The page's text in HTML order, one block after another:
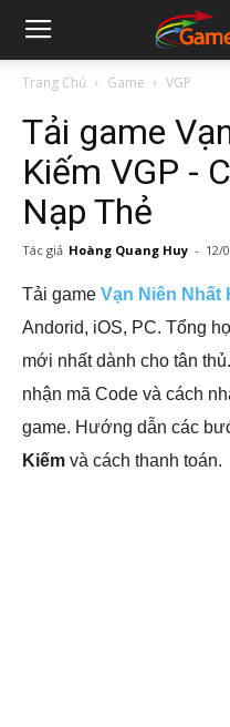
Trang Chủ Game VGP
Tải game
Kiếm VGP -
Nạp Thẻ
Tác giả Hoàng Quang Huy - 12/
Tải game Vạn Niên Nhất
Andorid, iOS, PC. Tổng
mới nhất dành cho tân
nhận mã Code và cách
game. Hướng dẫn các
Kiếm và cách thanh toán.